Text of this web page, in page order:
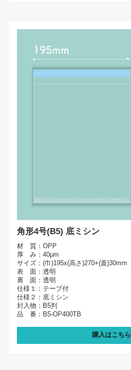
角形4号(B5) 底ミシン
材 質：OPP
厚 み：40μm
サイズ：(巾)195x(高さ)270+(蓋)30mm
表 面：透明
裏 面：透明
仕様１：テープ付
仕様２：底ミシン
封入物：B5判
品 番：B5-OP400TB
購入はこちら